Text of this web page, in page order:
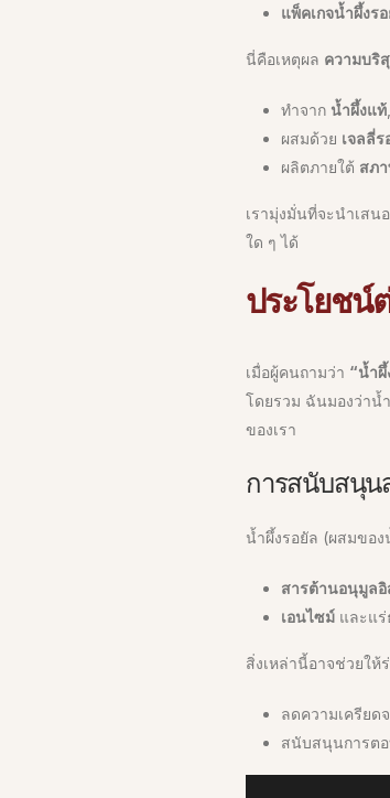
แพ็คเกจน้ำผึ้งร
นี่คือเหตุผล ความบริ
ทำจาก น้ำผึ้งแท้
ผสมด้วย เจลลี่
ผลิตภายใต้ สภ
เรามุ่งมั่นที่จะนำเสน
ใด ๆ ได้
ประโยชน์
เมื่อผู้คนถามว่า “น้ำ
โดยรวม ฉันมองว่าน้
ของเรา
การสนับสนุน
น้ำผึ้งรอยัล (ผสมของ
สารต้านอนุมูลอิ
เอนไซม์และแร่
สิ่งเหล่านี้อาจช่วยให้
ลดความเครียด
สนับสนุนการตอ